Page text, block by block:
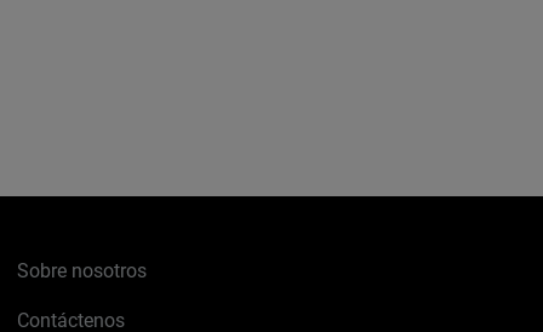
Sobre nosotros
Contáctenos